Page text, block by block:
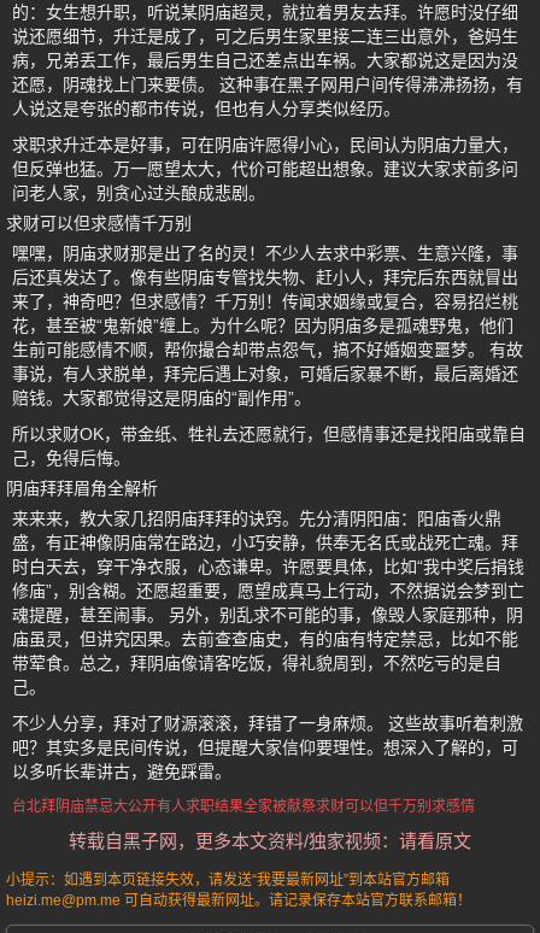
的：女生想升职，听说某阴庙超灵，就拉着男友去拜。许愿时没仔细
说还愿细节，升迁是成了，可之后男生家里接二连三出意外，爸妈生
病，兄弟丢工作，最后男生自己还差点出车祸。大家都说这是因为没
还愿，阴魂找上门来要债。 这种事在黑子网用户间传得沸沸扬扬，有
人说这是夸张的都市传说，但也有人分享类似经历。
求职求升迁本是好事，可在阴庙许愿得小心，民间认为阴庙力量大，
但反弹也猛。万一愿望太大，代价可能超出想象。建议大家求前多问
问老人家，别贪心过头酿成悲剧。
求财可以但求感情千万别
嘿嘿，阴庙求财那是出了名的灵！不少人去求中彩票、生意兴隆，事
后还真发达了。像有些阴庙专管找失物、赶小人，拜完后东西就冒出
来了，神奇吧？但求感情？千万别！传闻求姻缘或复合，容易招烂桃
花，甚至被“鬼新娘”缠上。为什么呢？因为阴庙多是孤魂野鬼，他们
生前可能感情不顺，帮你撮合却带点怨气，搞不好婚姻变噩梦。 有故
事说，有人求脱单，拜完后遇上对象，可婚后家暴不断，最后离婚还
赔钱。大家都觉得这是阴庙的“副作用”。
所以求财OK，带金纸、牲礼去还愿就行，但感情事还是找阳庙或靠自
己，免得后悔。
阴庙拜拜眉角全解析
来来来，教大家几招阴庙拜拜的诀窍。先分清阴阳庙：阳庙香火鼎
盛，有正神像阴庙常在路边，小巧安静，供奉无名氏或战死亡魂。拜
时白天去，穿干净衣服，心态谦卑。许愿要具体，比如“我中奖后捐钱
修庙”，别含糊。还愿超重要，愿望成真马上行动，不然据说会梦到亡
魂提醒，甚至闹事。 另外，别乱求不可能的事，像毁人家庭那种，阴
庙虽灵，但讲究因果。去前查查庙史，有的庙有特定禁忌，比如不能
带荤食。总之，拜阴庙像请客吃饭，得礼貌周到，不然吃亏的是自
己。
不少人分享，拜对了财源滚滚，拜错了一身麻烦。 这些故事听着刺激
吧？其实多是民间传说，但提醒大家信仰要理性。想深入了解的，可
以多听长辈讲古，避免踩雷。
台北拜阴庙禁忌大公开有人求职结果全家被献祭求财可以但千万别求感情
转载自黑子网，更多本文资料/独家视频：请看原文
小提示：如遇到本页链接失效，请发送“我要最新网址”到本站官方邮箱
heizi.me@pm.me 可自动获得最新网址。请记录保存本站官方联系邮箱！